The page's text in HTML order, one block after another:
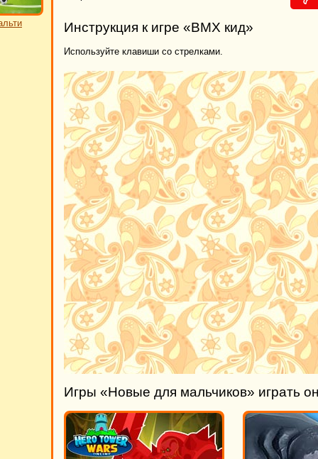
Инструкция к игре «BMX кид»
Используйте клавиши со стрелками.
Игры «Новые для мальчиков» играть